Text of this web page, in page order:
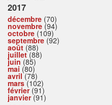
2017
décembre (70)
novembre (94)
octobre (109)
septembre (92)
août (88)
juillet(88)
juin (85)
mai (80)
avril(78)
mars(102)
février(91)
janvier(91)